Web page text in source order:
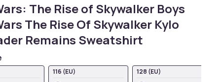
The Rise of Skywalker Boys
The Rise Of Skywalker Kylo
Remains Sweatshirt
116 (EU)
128 (EU)